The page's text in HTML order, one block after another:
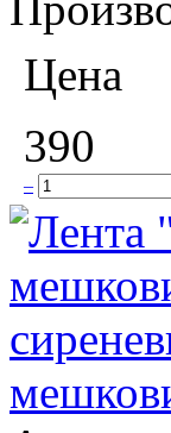
Цена
390
–